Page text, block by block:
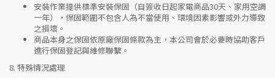
安裝作業提供標準安裝保固（自簽收日起家電商品30天、家用空調
一年），保固範圍不包含人為不當使用、環境因素影響或外力導致
之損壞。
商品本身之保固依原廠保固條款為主，本公司會於必要時協助客戶
進行保固登記與維修聯繫。
8. 特殊情況處理